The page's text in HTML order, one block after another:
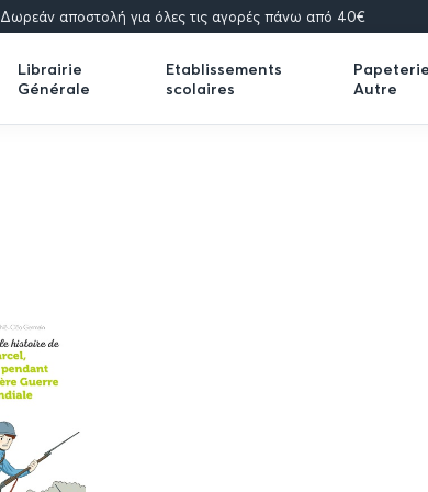
Δωρεάν αποστολή για όλες τις αγορές πάνω από 40€
Librairie
Générale
Expand
Etablissements
scolaires
Expand
Autre
Expand